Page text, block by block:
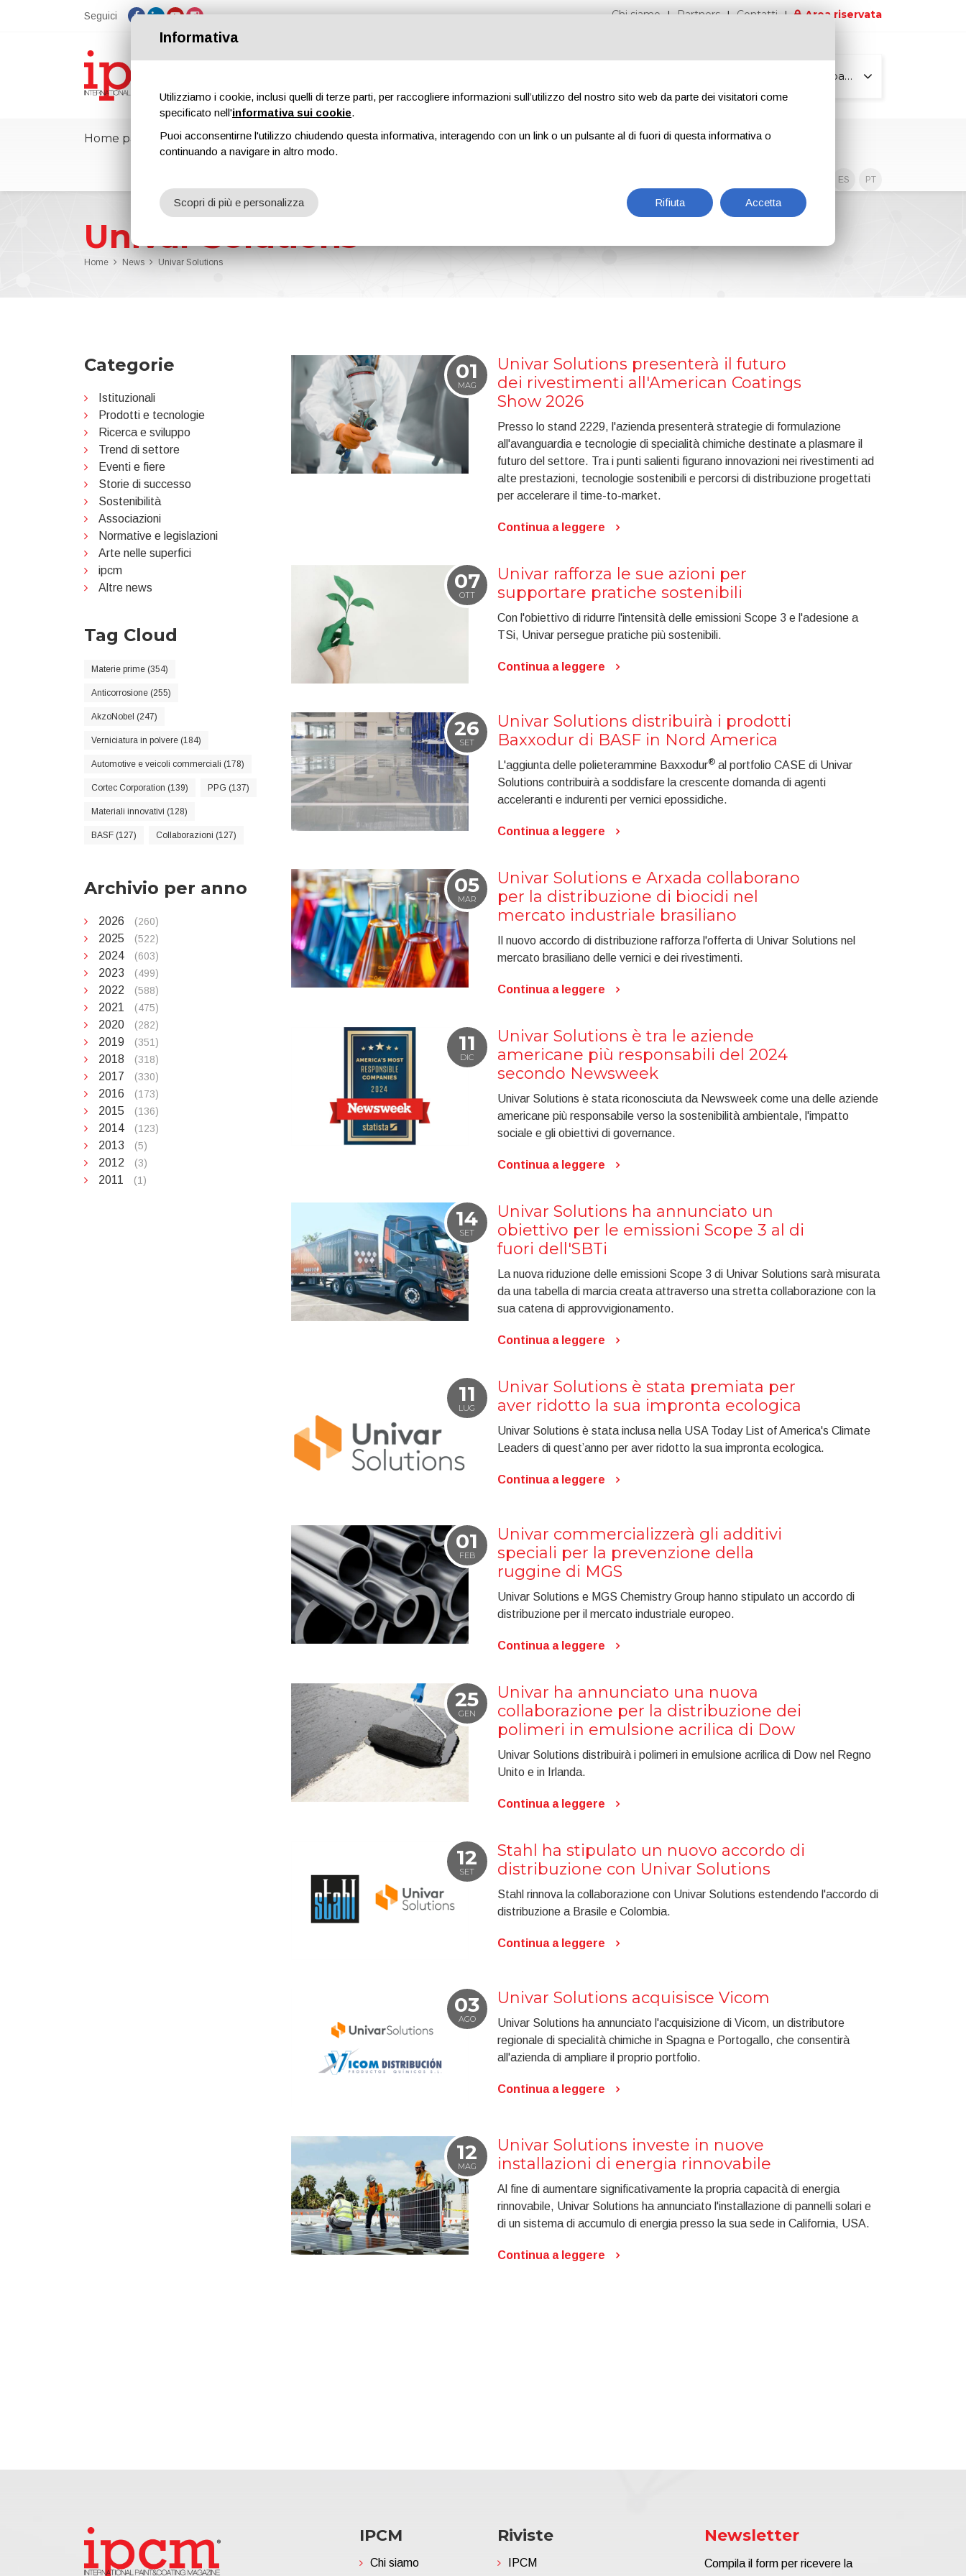
Seguici Chi siamo Partners Contatti Area riservata
Tutte le pagine
Home page ipcmPedia Notizie Fiere Formazione Riviste Pubblicità Blog Contenuti esclusivi
ES PT
Univar Solutions
Home News Univar Solutions
Categorie
Istituzionali
Prodotti e tecnologie
Ricerca e sviluppo
Trend di settore
Eventi e fiere
Storie di successo
Sostenibilità
Associazioni
Normative e legislazioni
Arte nelle superfici
ipcm
Altre news
Tag Cloud
Materie prime (354)
Anticorrosione (255)
AkzoNobel (247)
Verniciatura in polvere (184)
Automotive e veicoli commerciali (178)
Cortec Corporation (139) PPG (137)
Materiali innovativi (128)
BASF (127) Collaborazioni (127)
Archivio per anno
2026 (260)
2025 (522)
2024 (603)
2023 (499)
2022 (588)
2021 (475)
2020 (282)
2019 (351)
2018 (318)
2017 (330)
2016 (173)
2015 (136)
2014 (123)
2013 (5)
2012 (3)
2011 (1)
01
MAG
Univar Solutions presenterà il futuro
dei rivestimenti all'American Coatings
Show 2026
Presso lo stand 2229, l'azienda presenterà strategie di formulazione
all'avanguardia e tecnologie di specialità chimiche destinate a plasmare il
futuro del settore. Tra i punti salienti figurano innovazioni nei rivestimenti ad
alte prestazioni, tecnologie sostenibili e percorsi di distribuzione progettati
per accelerare il time-to-market.
Continua a leggere
07
OTT
Univar rafforza le sue azioni per
supportare pratiche sostenibili
Con l'obiettivo di ridurre l'intensità delle emissioni Scope 3 e l'adesione a
TSi, Univar persegue pratiche più sostenibili.
Continua a leggere
26
SET
Univar Solutions distribuirà i prodotti
Baxxodur di BASF in Nord America
L'aggiunta delle polieterammine Baxxodur®al portfolio CASE di Univar
Solutions contribuirà a soddisfare la crescente domanda di agenti
acceleranti e indurenti per vernici epossidiche.
Continua a leggere
05
MAR
Univar Solutions e Arxada collaborano
per la distribuzione di biocidi nel
mercato industriale brasiliano
Il nuovo accordo di distribuzione rafforza l'offerta di Univar Solutions nel
mercato brasiliano delle vernici e dei rivestimenti.
Continua a leggere
11
DIC
Univar Solutions è tra le aziende
americane più responsabili del 2024
secondo Newsweek
Univar Solutions è stata riconosciuta da Newsweek come una delle aziende
americane più responsabile verso la sostenibilità ambientale, l'impatto
sociale e gli obiettivi di governance.
Continua a leggere
14
SET
Univar Solutions ha annunciato un
obiettivo per le emissioni Scope 3 al di
fuori dell'SBTi
La nuova riduzione delle emissioni Scope 3 di Univar Solutions sarà misurata
da una tabella di marcia creata attraverso una stretta collaborazione con la
sua catena di approvvigionamento.
Continua a leggere
11
LUG
Univar Solutions è stata premiata per
aver ridotto la sua impronta ecologica
Univar Solutions è stata inclusa nella USA Today List of America's Climate
Leaders di quest’anno per aver ridotto la sua impronta ecologica.
Continua a leggere
01
FEB
Univar commercializzerà gli additivi
speciali per la prevenzione della
ruggine di MGS
Univar Solutions e MGS Chemistry Group hanno stipulato un accordo di
distribuzione per il mercato industriale europeo.
Continua a leggere
25
GEN
Univar ha annunciato una nuova
collaborazione per la distribuzione dei
polimeri in emulsione acrilica di Dow
Univar Solutions distribuirà i polimeri in emulsione acrilica di Dow nel Regno
Unito e in Irlanda.
Continua a leggere
12
SET
Stahl ha stipulato un nuovo accordo di
distribuzione con Univar Solutions
Stahl rinnova la collaborazione con Univar Solutions estendendo l'accordo di
distribuzione a Brasile e Colombia.
Continua a leggere
03
AGO
Univar Solutions acquisisce Vicom
Univar Solutions ha annunciato l'acquisizione di Vicom, un distributore
regionale di specialità chimiche in Spagna e Portogallo, che consentirà
all'azienda di ampliare il proprio portfolio.
Continua a leggere
12
MAG
Univar Solutions investe in nuove
installazioni di energia rinnovabile
Al fine di aumentare significativamente la propria capacità di energia
rinnovabile, Univar Solutions ha annunciato l'installazione di pannelli solari e
di un sistema di accumulo di energia presso la sua sede in California, USA.
Continua a leggere
IPCM
Chi siamo
Riviste
IPCM
Newsletter
Compila il form per ricevere la
Informativa
Utilizziamo i cookie, inclusi quelli di terze parti, per raccogliere informazioni sull’utilizzo del nostro sito web da parte dei visitatori come
specificato nell'informativa sui cookie.
Puoi acconsentirne l'utilizzo chiudendo questa informativa, interagendo con un link o un pulsante al di fuori di questa informativa o
continuando a navigare in altro modo.
Rifiuta Accetta
Scopri di più e personalizza